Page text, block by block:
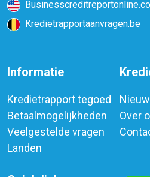
Kredietrapportaanvragen.be
Informatie
Kredietrapport tegoed
Betaalmogelijkheden
Veelgestelde vragen
Landen
Over